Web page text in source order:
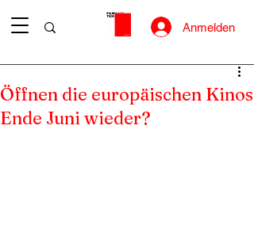
Anmelden
Öffnen die europäischen Kinos
Ende Juni wieder?